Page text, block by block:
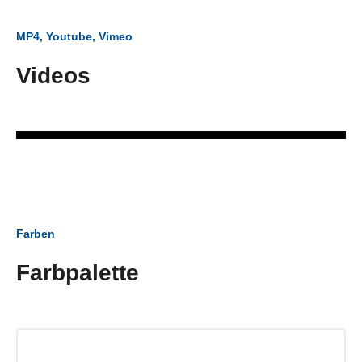
MP4, Youtube, Vimeo
Videos
Farben
Farbpalette